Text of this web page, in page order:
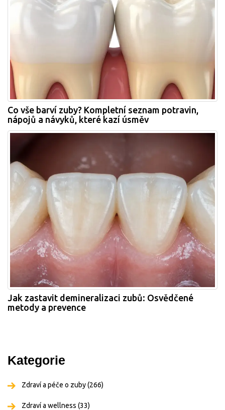
Co vše barví zuby? Kompletní seznam potravin,
nápojů a návyků, které kazí úsměv
Jak zastavit demineralizaci zubů: Osvědčené
metody a prevence
Kategorie
Zdraví a péče o zuby(266)
Zdraví a wellness (33)